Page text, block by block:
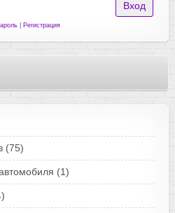
| Регистрация
(75)
(1)